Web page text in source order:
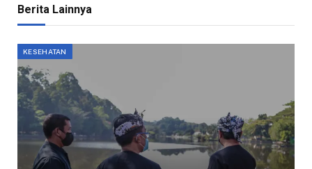
Berita Lainnya
KESEHATAN